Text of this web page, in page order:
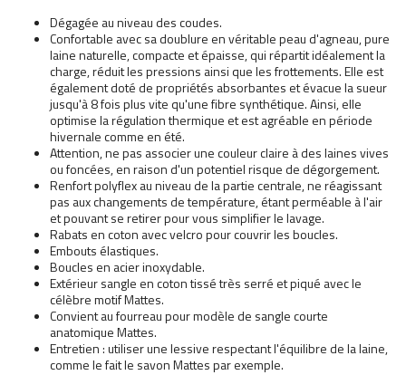
Dégagée au niveau des coudes.
Confortable avec sa doublure en véritable peau d'agneau, pure
laine naturelle, compacte et épaisse, qui répartit idéalement la
charge, réduit les pressions ainsi que les frottements. Elle est
également doté de propriétés absorbantes et évacue la sueur
jusqu'à 8 fois plus vite qu'une fibre synthétique. Ainsi, elle
optimise la régulation thermique et est agréable en période
hivernale comme en été.
Attention, ne pas associer une couleur claire à des laines vives
ou foncées, en raison d'un potentiel risque de dégorgement.
Renfort polyflex au niveau de la partie centrale, ne réagissant
pas aux changements de température, étant perméable à l'air
et pouvant se retirer pour vous simplifier le lavage.
Rabats en coton avec velcro pour couvrir les boucles.
Embouts élastiques.
Boucles en acier inoxydable.
Extérieur sangle en coton tissé très serré et piqué avec le
célèbre motif Mattes.
Convient au fourreau pour modèle de sangle courte
anatomique Mattes.
Entretien : utiliser une lessive respectant l'équilibre de la laine,
comme le fait le savon Mattes par exemple.